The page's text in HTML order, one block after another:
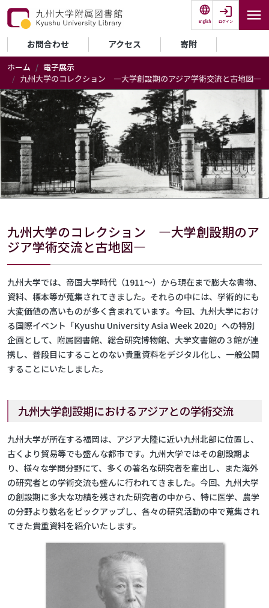
メインコンテンツに移動
English ログイン
セカンダリーメニュー
お問合わせ アクセス 寄附
ホーム
電子展示
九州大学のコレクション ―大学創設期のアジア学術交流と古地図―
九州大学のコレクション ―大学創設期のア
ジア学術交流と古地図―
九州大学では、帝国大学時代（1911～）から現在まで膨大な書物、
資料、標本等が蒐集されてきました。それらの中には、学術的にも
大変価値の高いものが多く含まれています。今回、九州大学におけ
る国際イベント「Kyushu University Asia Week 2020」への特別
企画として、附属図書館、総合研究博物館、大学文書館の３館が連
携し、普段目にすることのない貴重資料をデジタル化し、一般公開
することにいたしました。
九州大学創設期におけるアジアとの学術交流
九州大学が所在する福岡は、アジア大陸に近い九州北部に位置し、
古くより貿易等でも盛んな都市です。九州大学ではその創設期よ
り、様々な学問分野にて、多くの著名な研究者を輩出し、また海外
の研究者との学術交流も盛んに行われてきました。今回、九州大学
の創設期に多大な功績を残された研究者の中から、特に医学、農学
の分野より数名をピックアップし、各々の研究活動の中で蒐集され
てきた貴重資料を紹介いたします。